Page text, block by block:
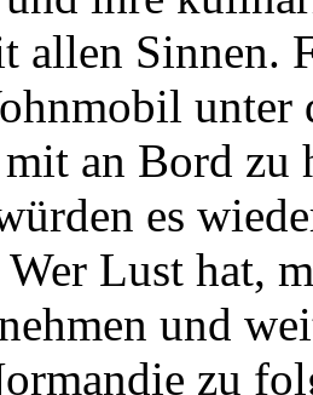
allen Sinnen.
unter
an Bord zu
es
Lust hat,
und
zu